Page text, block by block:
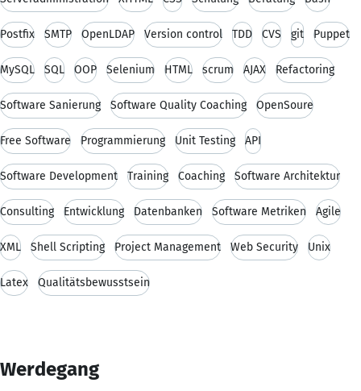
Postfix SMTP OpenLDAP Version control TDD CVS git Puppet
MySQL SQL OOP Selenium HTML scrum AJAX Refactoring
Software Sanierung Software Quality Coaching OpenSoure
Free Software Programmierung Unit Testing API
Software Development Training Coaching Software Architektur
Consulting Entwicklung Datenbanken Software Metriken Agile
XML Shell Scripting Project Management Web Security Unix
Latex Qualitätsbewusstsein
Werdegang